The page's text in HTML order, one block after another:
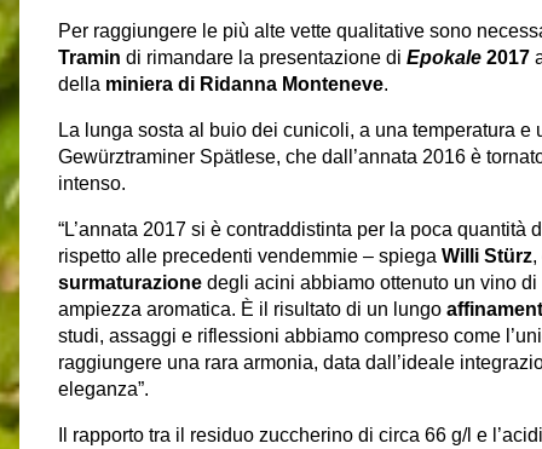
Per raggiungere le più alte vette qualitative sono
Tramin di rimandare la presentazione di Epokale 2017
della miniera di Ridanna Monteneve.
La lunga sosta al buio dei cunicoli, a una temperatura
Gewürztraminer Spätlese, che dall’annata 2016 è
intenso.
“L’annata 2017 si è contraddistinta per la poca quantità
rispetto alle precedenti vendemmie – spiega Willi Stürz,
surmaturazione degli acini abbiamo ottenuto un vino di
ampiezza aromatica. È il risultato di un lungo
studi, assaggi e riflessioni abbiamo compreso come
raggiungere una rara armonia, data dall’ideale
eleganza”. ​
Il rapporto tra il residuo zuccherino di circa 66 g/l e